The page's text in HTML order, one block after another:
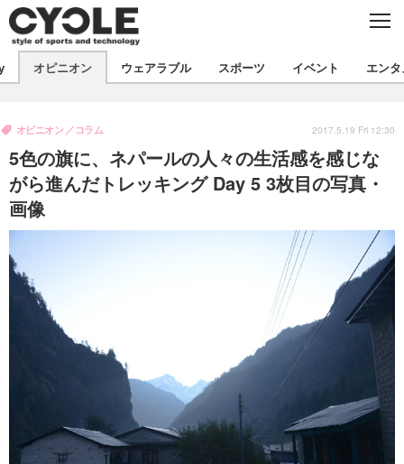
C
製品/用品
衣類
飲食
バックナンバー
コラム
インプレ
ボイス
デバイス
ビジネス
国内
スポーツ
写真
イベント
スポーツ
文化
出版／映画
ファッション
デザイン
写真
ライフ
政治
ハウツー
オピニオン ウェアラブル スポーツ イベント エンタ
5色の旗に、ネパールの人々の生活感を感じな
がら進んだトレッキング Day 5 3枚目の写真・
画像
オピニオン コラム 2017.5.19 Fri 12:30